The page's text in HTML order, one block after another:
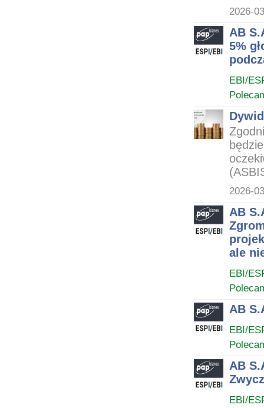
2026-
AB
5%
EBI/
2026-
AB
ale
EBI/
AB
EBI/
AB
EBI/